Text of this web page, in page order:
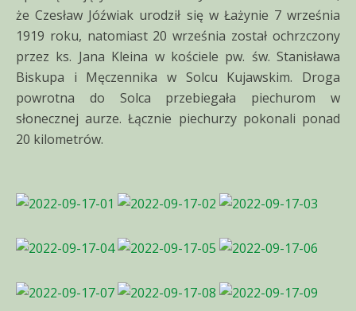
że Czesław Jóźwiak urodził się w Łażynie 7 września
1919 roku, natomiast 20 września został ochrzczony
przez ks. Jana Kleina w kościele pw. św. Stanisława
Biskupa i Męczennika w Solcu Kujawskim. Droga
powrotna do Solca przebiegała piechurom w
słonecznej aurze. Łącznie piechurzy pokonali ponad
20 kilometrów.